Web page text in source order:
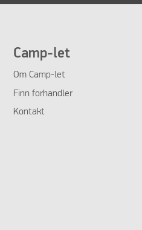
Camp-let
Om Camp-let
Finn forhandler
Kontakt